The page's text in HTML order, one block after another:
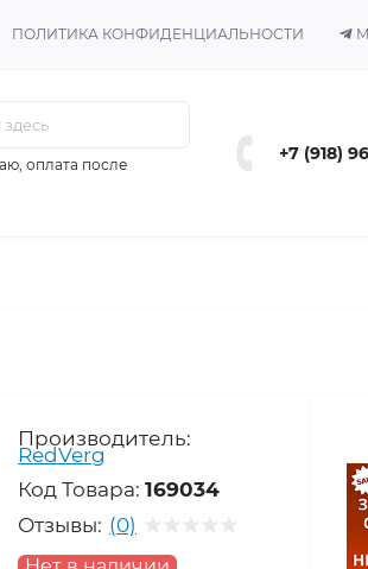
ПОЛИТИКА КОНФИДЕНЦИАЛЬНОСТИ
оплата после
+7 (918)
Производитель:
RedVerg
Код Товара: 169034
Отзывы: (0)